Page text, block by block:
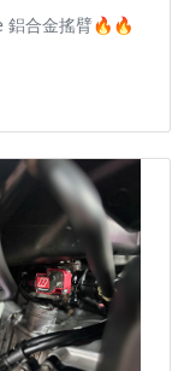
鋁合金搖臂🔥🔥